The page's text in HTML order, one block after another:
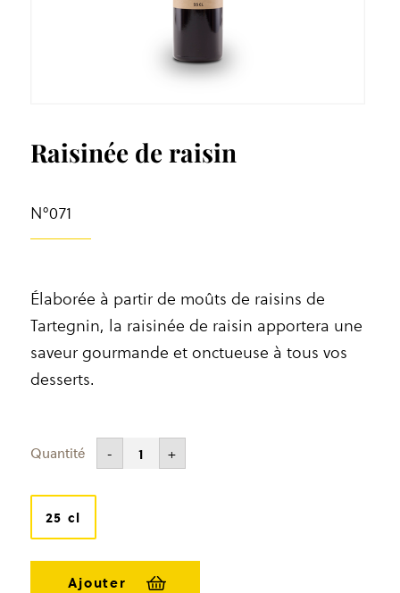
Raisinée de raisin
N°071
Élaborée à partir de moûts de raisins de
Tartegnin, la raisinée de raisin apportera une
saveur gourmande et onctueuse à tous vos
desserts.
25 cl
- quantité
de
+